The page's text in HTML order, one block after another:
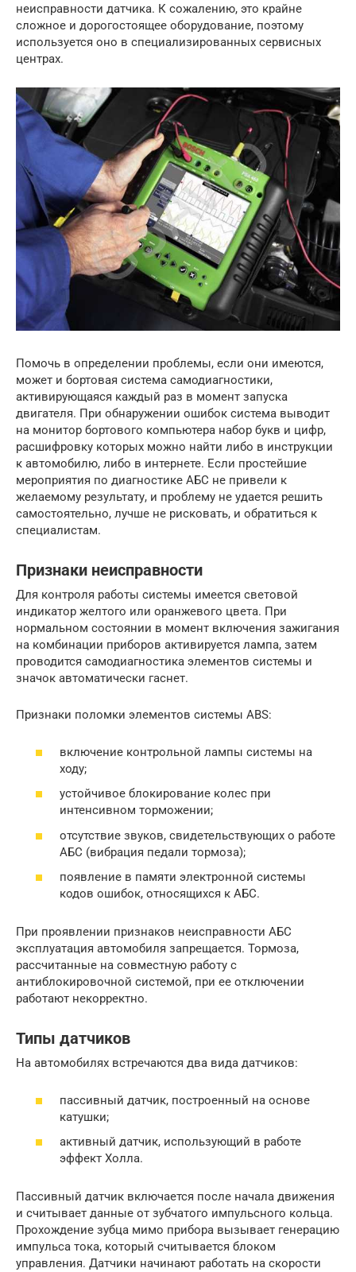
неисправности датчика. К сожалению, это крайне
сложное и дорогостоящее оборудование, поэтому
используется оно в специализированных сервисных
центрах.
Помочь в определении проблемы, если они имеются,
может и бортовая система самодиагностики,
активирующаяся каждый раз в момент запуска
двигателя. При обнаружении ошибок система выводит
на монитор бортового компьютера набор букв и цифр,
расшифровку которых можно найти либо в инструкции
к автомобилю, либо в интернете. Если простейшие
мероприятия по диагностике АБС не привели к
желаемому результату, и проблему не удается решить
самостоятельно, лучше не рисковать, и обратиться к
специалистам.
Признаки неисправности
Для контроля работы системы имеется световой
индикатор желтого или оранжевого цвета. При
нормальном состоянии в момент включения зажигания
на комбинации приборов активируется лампа, затем
проводится самодиагностика элементов системы и
значок автоматически гаснет.
Признаки поломки элементов системы ABS:
включение контрольной лампы системы на
ходу;
устойчивое блокирование колес при
интенсивном торможении;
отсутствие звуков, свидетельствующих о работе
АБС (вибрация педали тормоза);
появление в памяти электронной системы
кодов ошибок, относящихся к АБС.
При проявлении признаков неисправности АБС
эксплуатация автомобиля запрещается. Тормоза,
рассчитанные на совместную работу с
антиблокировочной системой, при ее отключении
работают некорректно.
Типы датчиков
На автомобилях встречаются два вида датчиков:
пассивный датчик, построенный на основе
катушки;
активный датчик, использующий в работе
эффект Холла.
Пассивный датчик включается после начала движения
и считывает данные от зубчатого импульсного кольца.
Прохождение зубца мимо прибора вызывает генерацию
импульса тока, который считывается блоком
управления. Датчики начинают работать на скорости